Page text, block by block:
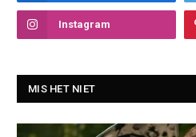
Instagram
MIS HET NIET